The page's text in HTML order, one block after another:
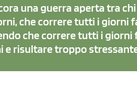
una guerra aperta tra
che correre tutti i giorni
che correre tutti i giorni
e risultare troppo